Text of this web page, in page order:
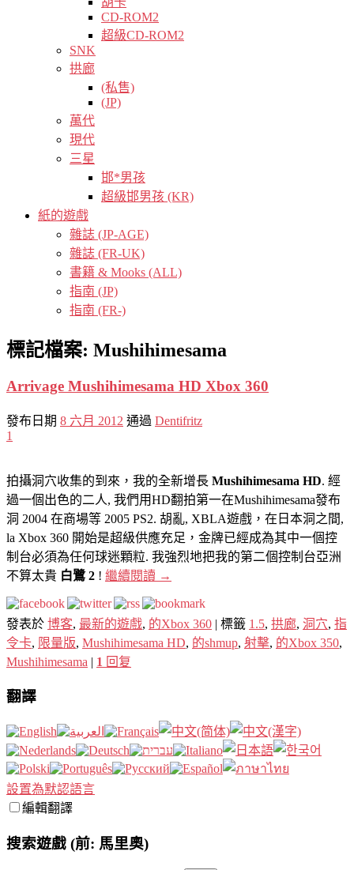
CD-ROM2
超級CD-ROM2
SNK
拱廊
(私售)
(JP)
萬代
現代
三星
邯*男孩
超級邯男孩 (KR)
紙的遊戲
雜誌 (JP-AGE)
雜誌 (FR-UK)
書籍 & Mooks (ALL)
指南 (JP)
指南 (FR-)
標記檔案: Mushihimesama
Arrivage Mushihimesama HD Xbox 360
發布日期 8 六月 2012 通過 Dentifritz
1
拍攝洞穴收集的到來，我的全新增長 Mushihimesama HD. 經
過一個出色的二人, 我們用HD翻拍第一在Mushihimesama發布
洞 2004 在商場等 2005 PS2. 胡亂, XBLA遊戲，在日本洞之間,
la Xbox 360 開始是超級供應充足，金牌已經成為其中一個控
制台必須為任何球迷顆粒. 我強烈地把我的第二個控制台亞洲
不算太貴 白鷺 2 ! 繼續閱讀 →
發表於 博客, 最新的遊戲, 的Xbox 360 | 標籤 1.5, 拱廊, 洞穴, 指
令卡, 限量版, Mushihimesama HD, 的shmup, 射擊, 的Xbox 350,
Mushihimesama | 1 回复
翻譯
設置為默認語言
編輯翻譯
搜索遊戲 (前: 馬里奧)